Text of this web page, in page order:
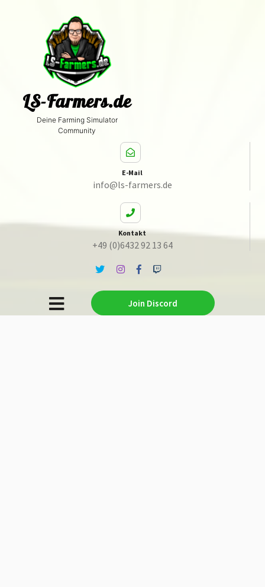
LS-Farmers.de
Deine Farming Simulator
Community
E-Mail
info@ls-farmers.de
Kontakt
+49 (0)6432 92 13 64
Join Discord